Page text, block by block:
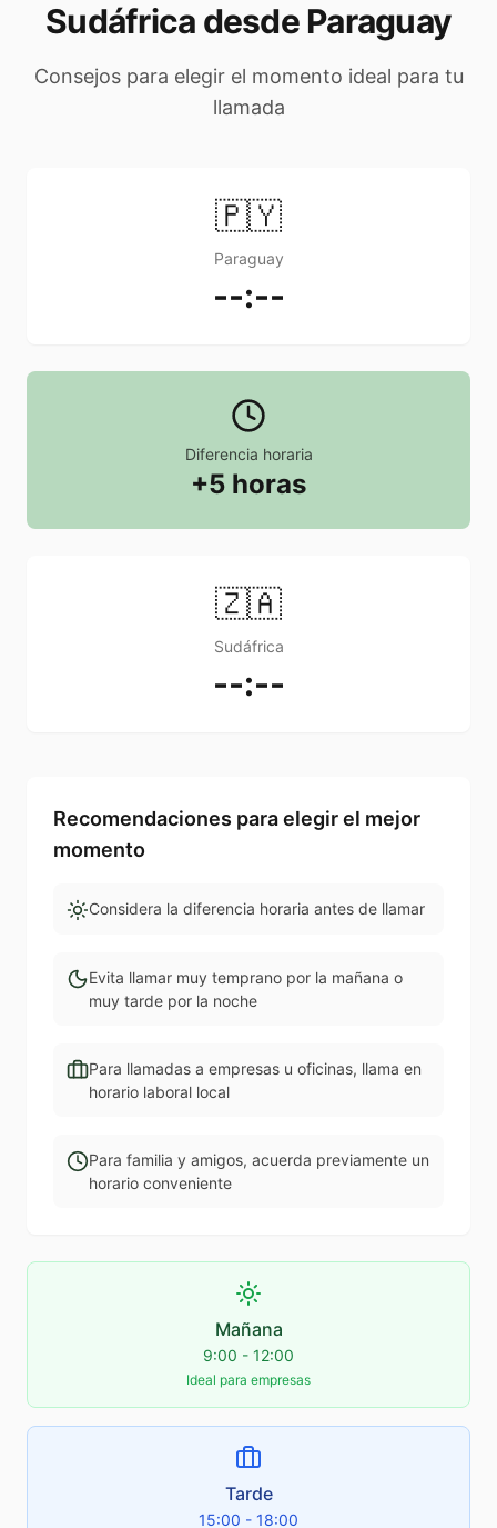
Sudáfrica desde Paraguay
Consejos para elegir el momento ideal para tu
llamada
🇵🇾
Paraguay
--:--
Diferencia horaria
+5 horas
🇿🇦
Sudáfrica
--:--
Recomendaciones para elegir el mejor
momento
Considera la diferencia horaria antes de llamar
Evita llamar muy temprano por la mañana o
muy tarde por la noche
Para llamadas a empresas u oficinas, llama en
horario laboral local
Para familia y amigos, acuerda previamente un
horario conveniente
Mañana
9:00 - 12:00
Ideal para empresas
Tarde
15:00 - 18:00